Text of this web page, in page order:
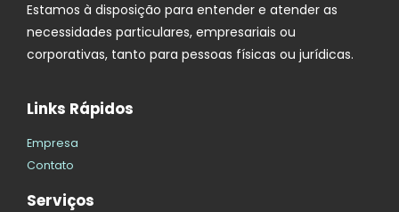
Estamos à disposição para entender e atender as
necessidades particulares, empresariais ou
corporativas, tanto para pessoas físicas ou jurídicas.
Links Rápidos
Empresa
Contato
Serviços